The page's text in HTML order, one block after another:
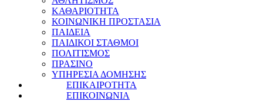
ΚΑΘΑΡΙΟΤΗΤΑ
ΚΟΙΝΩΝΙΚΗ ΠΡΟΣΤΑΣΙΑ
ΠΑΙΔΕΙΑ
ΠΑΙΔΙΚΟΙ ΣΤΑΘΜΟΙ
ΠΟΛΙΤΙΣΜΟΣ
ΠΡΑΣΙΝΟ
ΥΠΗΡΕΣΙΑ ΔΟΜΗΣΗΣ
ΕΠΙΚΑΙΡΟΤΗΤΑ
ΕΠΙΚΟΙΝΩΝΙΑ